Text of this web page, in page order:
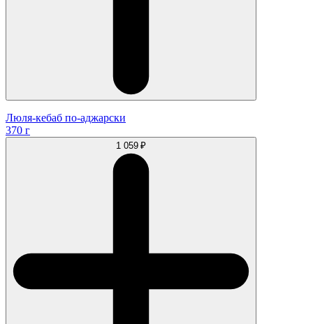
Люля-кебаб по-аджарски
370 г
1 059 ₽